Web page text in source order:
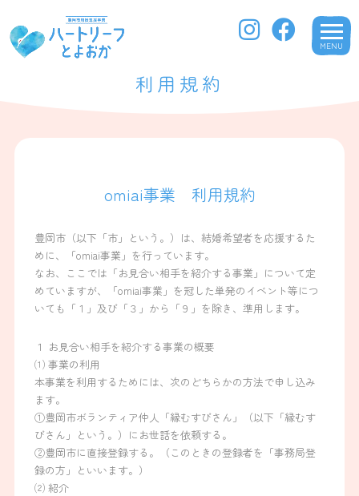
MENU
利用規約
omiai事業 利用規約
豊岡市（以下「市」という。）は、結婚希望者を応援するた
めに、「omiai事業」を行っています。
なお、ここでは「お見合い相手を紹介する事業」について定
めていますが、「omiai事業」を冠した単発のイベント等につ
いても「１」及び「３」から「９」を除き、準用します。
１ お見合い相手を紹介する事業の概要
⑴ 事業の利用
本事業を利用するためには、次のどちらかの方法で申し込み
ます。
①豊岡市ボランティア仲人「縁むすびさん」（以下「縁むす
びさん」という。）にお世話を依頼する。
②豊岡市に直接登録する。（このときの登録者を「事務局登
録の方」といいます。）
⑵ 紹介